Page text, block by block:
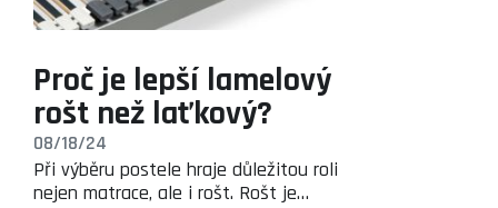
Proč je lepší lamelový
rošt než laťkový?
08/18/24
Při výběru postele hraje důležitou roli
nejen matrace, ale i rošt. Rošt je…